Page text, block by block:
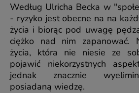
Według Ulricha Becka w
- ryzyko jest obecne na na
życia i biorąc pod uwagę
ciężko nad nim zapanować.
życia, która nie niesie ze
pojawić niekorzystnych
jednak znacznie
posiadaną wiedzę.